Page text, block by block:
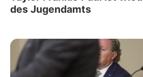
des Jugendamts